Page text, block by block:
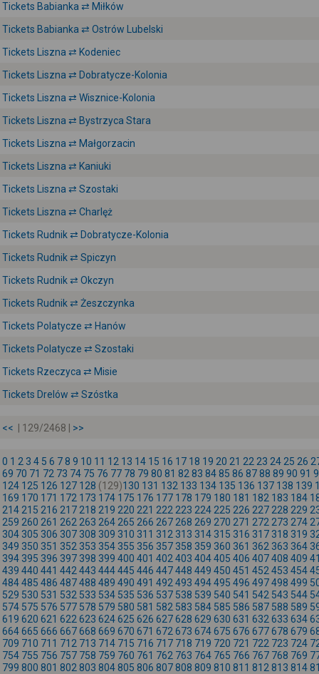
Tickets Babianka ⇄ Miłków
Tickets Babianka ⇄ Ostrów Lubelski
Tickets Liszna ⇄ Kodeniec
Tickets Liszna ⇄ Dobratycze-Kolonia
Tickets Liszna ⇄ Wisznice-Kolonia
Tickets Liszna ⇄ Bystrzyca Stara
Tickets Liszna ⇄ Małgorzacin
Tickets Liszna ⇄ Kaniuki
Tickets Liszna ⇄ Szostaki
Tickets Liszna ⇄ Charlęż
Tickets Rudnik ⇄ Dobratycze-Kolonia
Tickets Rudnik ⇄ Spiczyn
Tickets Rudnik ⇄ Okczyn
Tickets Rudnik ⇄ Żeszczynka
Tickets Polatycze ⇄ Hanów
Tickets Polatycze ⇄ Szostaki
Tickets Rzeczyca ⇄ Misie
Tickets Drelów ⇄ Szóstka
<< | 129/2468 | >>
0 1 2 3 4 5 6 78 9 10 11 12 13 14 15 16 17 18 19 20 21 22 23 24 25 26
69 70 71 72 73 74 75 76 77 78 79 80 81 82 83 8485 86 8788 89 90 91
124 125 126 127 128 (129)130 131 132 133 134 135 136 137 138 139
169 170 171 172 173 174 175 176 177 178 179 180 181 182 183 184
214 215 216 217 218 219 220 221 222 223 224 225 226 227 228 229
259 260 261 262 263 264 265 266 267 268 269 270 271 272 273 274
304 305 306 307 308 309 310 311 312 313 314 315 316 317 318 319
349 350 351 352 353 354 355 356 357 358 359 360 361 362 363 364
394 395 396 397 398 399 400 401 402 403 404405 406 407408 409
439 440 441 442 443 444445 446 447448 449 450 451 452 453 454
484485 486 487488 489 490 491 492 493 494495 496 497498 499
529 530 531 532 533 534 535 536 537 538 539 540 541 542 543 544
574 575 576 577 578 579 580 581 582 583 584 585 586 587 588 589
619 620 621 622 623 624625 626 627628 629 630 631 632 633 634
664665 666 667668 669 670 671 672 673 674675 676 677678 679
709 710 711 712 713 714 715 716 717 718 719 720 721 722 723 724
754 755 756 757 758 759 760 761 762 763 764 765 766 767 768 769
799 800 801 802 803 804805 806 807808 809 810 811 812 813 814